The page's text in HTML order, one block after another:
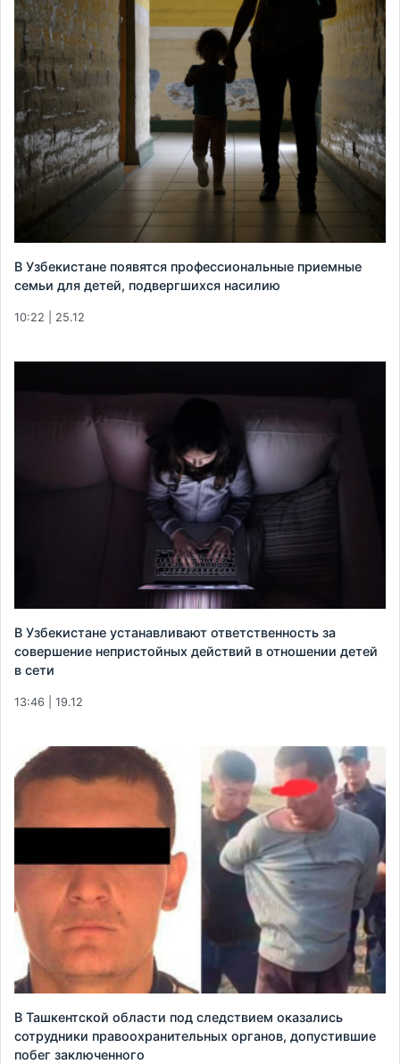
В Узбекистане появятся профессиональные приемные
семьи для детей, подвергшихся насилию
10:22 | 25.12
В Узбекистане устанавливают ответственность за
совершение непристойных действий в отношении детей
в сети
13:46 | 19.12
В Ташкентской области под следствием оказались
сотрудники правоохранительных органов, допустившие
побег заключенного